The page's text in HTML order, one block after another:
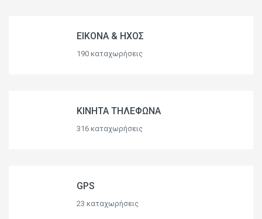
ΕΙΚΟΝΑ & ΗΧΟΣ
190 καταχωρήσεις
ΚΙΝΗΤΑ ΤΗΛΕΦΩΝΑ
316 καταχωρήσεις
GPS
23 καταχωρήσεις